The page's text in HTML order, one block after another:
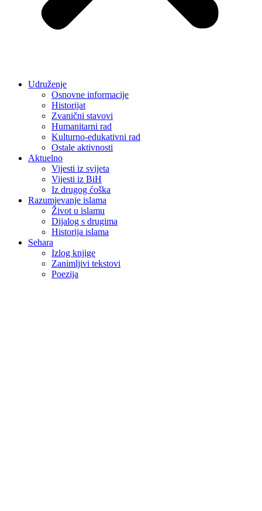
Udruženje
Osnovne informacije
Historijat
Zvanični stavovi
Humanitarni rad
Kulturno-edukativni rad
Ostale aktivnosti
Aktuelno
Vijesti iz svijeta
Vijesti iz BiH
Iz drugog ćoška
Razumjevanje islama
Život u islamu
Dijalog s drugima
Historija islama
Sehara
Izlog knjige
Zanimljivi tekstovi
Poezija